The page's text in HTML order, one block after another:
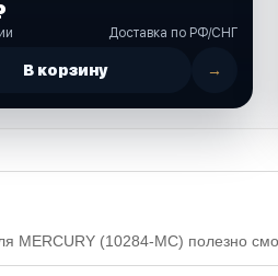
Доставка по РФ/СНГ
В корзину →
(10284-MC) полезно